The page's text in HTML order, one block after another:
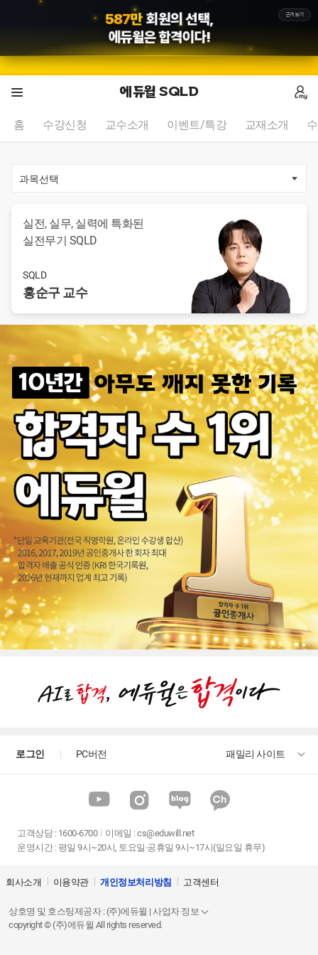
587만 회원의 선택,
에듀윌은 합격이다!
근거보기
에듀윌 SQLD
홈 수강신청 교수소개 이벤트/특강 교재소개
2/0
실전, 실무, 실력에 특화된
실전무기 SQLD
SQLD
홍순구교수
로그인 PC버전 패밀리 사이트
고객상담: 1600-6700 이메일 :cs@eduwill.net
운영시간 : 평일 9시~20시, 토요일·공휴일 9시~17시(일요일 휴무)
회사소개 이용약관 개인정보처리방침 고객센터
상호명 및 호스팅제공자 : (주)에듀윌 | 사업자 정보
copyright © (주)에듀윌 All rights reserved.